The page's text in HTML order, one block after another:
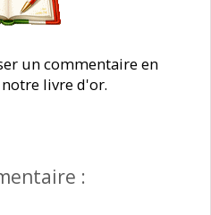
un commentaire en
livre d'or.
: